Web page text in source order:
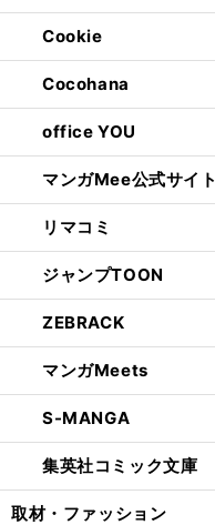
Cookie
Cocohana
office YOU
マンガMee公式サイト
リマコミ
ジャンプTOON
ZEBRACK
マンガMeets
S-MANGA
集英社コミック文庫
取材・ファッション